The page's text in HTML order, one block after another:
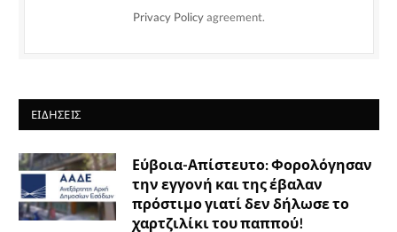
Privacy Policy agreement.
ΕΙΔΉΣΕΙΣ
Εύβοια-Απίστευτο: Φορολόγησαν
την εγγονή και της έβαλαν
πρόστιμο γιατί δεν δήλωσε το
χαρτζιλίκι του παππού!